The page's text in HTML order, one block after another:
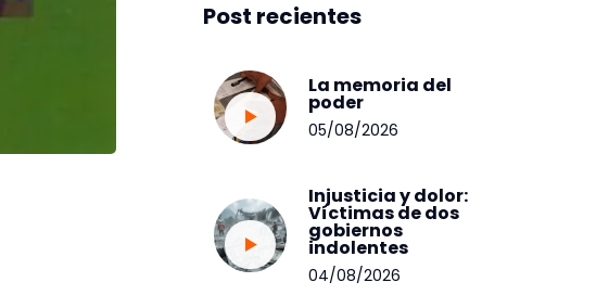
Post recientes
La memoria del
poder
05/08/2026
Injusticia y dolor:
Víctimas de dos
gobiernos
indolentes
04/08/2026